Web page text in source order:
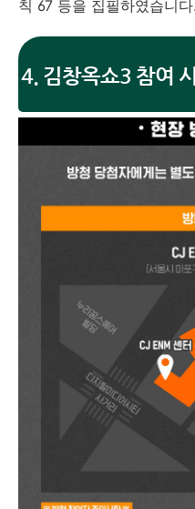
칙 67 등을 집필하였습니다.
4. 김창옥쇼3 참여